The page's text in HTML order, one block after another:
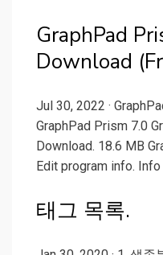
GraphPad
Download
Jul 30, 2022 ·
GraphPad Prism 7.0
Download. 18.6 MB
Edit program info.
태그 목록.